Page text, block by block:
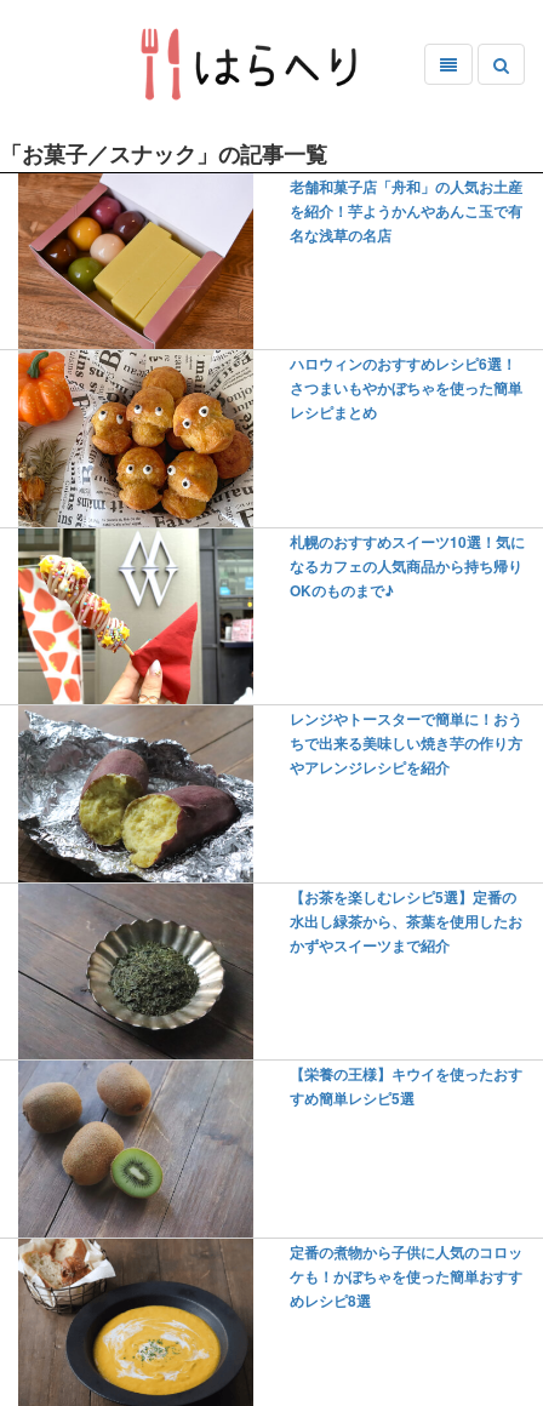
「お菓子／スナック」の記事一覧
老舗和菓子店「舟和」の人気お土産
を紹介！芋ようかんやあんこ玉で有
名な浅草の名店
ハロウィンのおすすめレシピ6選！
さつまいもやかぼちゃを使った簡単
レシピまとめ
札幌のおすすめスイーツ10選！気に
なるカフェの人気商品から持ち帰り
OKのものまで♪
レンジやトースターで簡単に！おう
ちで出来る美味しい焼き芋の作り方
やアレンジレシピを紹介
【お茶を楽しむレシピ5選】定番の
水出し緑茶から、茶葉を使用したお
かずやスイーツまで紹介
【栄養の王様】キウイを使ったおす
すめ簡単レシピ5選
定番の煮物から子供に人気のコロッ
ケも！かぼちゃを使った簡単おすす
めレシピ8選